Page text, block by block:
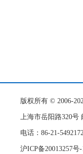
版权所有 © 2006-
上海市岳阳路320号
电话：86-21-
沪ICP备20013257号-